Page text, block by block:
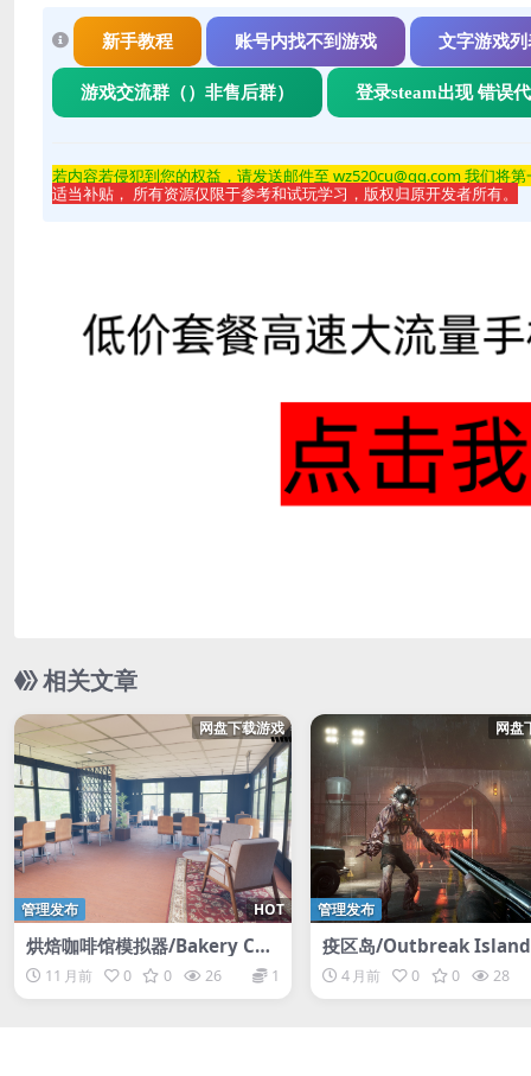
新手教程 账号内找不到游戏 文字游戏列
游戏交流群（）非售后群） 登录steam出现 错误
若内容若侵犯到您的权益，请发送邮件至 wz520cu@qq.com 我们将
适当补贴， 所有资源仅限于参考和试玩学习，版权归原开发者所有。
相关文章
网盘下载游戏
HOT
管理发布
烘焙咖啡馆模拟器/Bakery Caf
e Simulator
11 月前 0 0 26 1
网盘
管理发布
疫区岛/Outbreak Island
4 月前 0 0 28